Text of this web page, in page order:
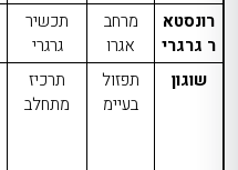
רונסטא
ר גרגרי
מרחב
אגרו
תכשיר
גרגרי
שוגון
תפזול
בעיימ
תרכיז
מתחלב